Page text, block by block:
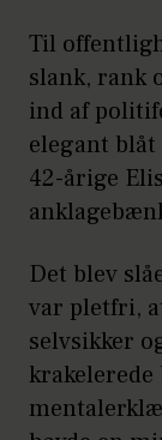
Til
slank, rank
ind af
elegant
42-årige
Det blev
var pletfri,
selvsikker